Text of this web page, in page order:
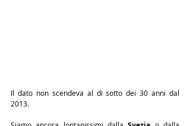
Il dato non scendeva al di sotto dei 30 anni dal
2013.